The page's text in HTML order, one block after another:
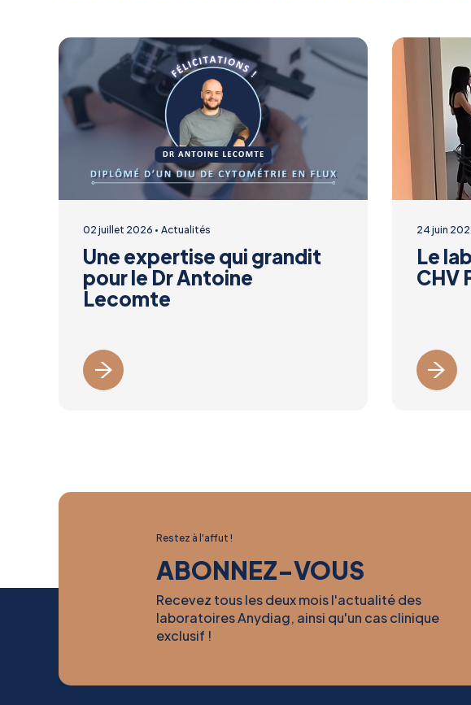
02 juillet 2026 Actualités
Une expertise qui grandit
pour le Dr Antoine
Lecomte
24 juin
Le
CHV
Restez à l'affut !
ABONNEZ-VOUS
Recevez tous les deux mois l'actualité des
laboratoires Anydiag, ainsi qu'un cas clinique
exclusif !